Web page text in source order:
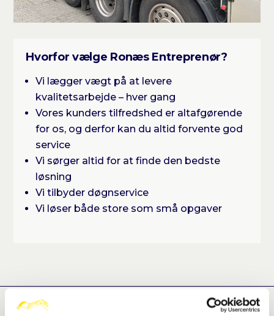
Hvorfor vælge Ronæs Entreprenør?
Vi lægger vægt på at levere
kvalitetsarbejde – hver gang
Vores kunders tilfredshed er altafgørende
for os, og derfor kan du altid forvente god
service
Vi sørger altid for at finde den bedste
løsning
Vi tilbyder døgnservice
Vi løser både store som små opgaver